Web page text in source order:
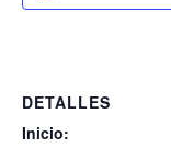
DETALLES
Inicio: